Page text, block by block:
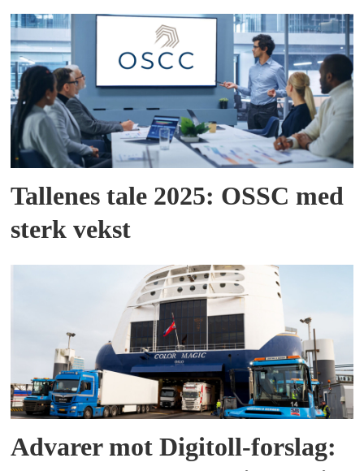
Tallenes tale 2025: OSSC med
sterk vekst
Advarer mot Digitoll-forslag: